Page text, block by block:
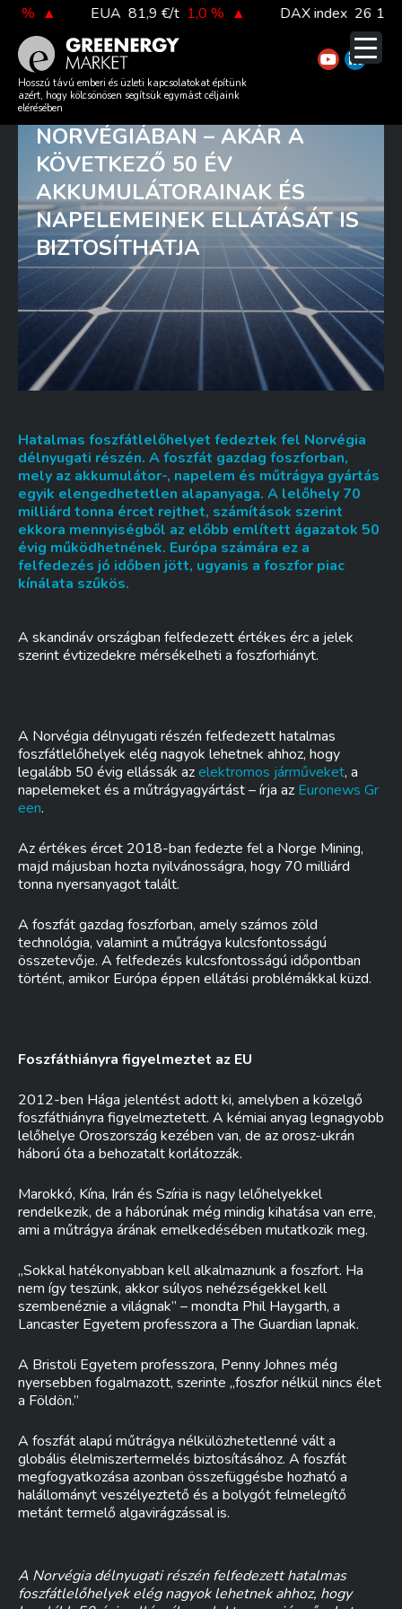
Skip
content
▲ EUA 81,9 €/t 1,0 % ▲ DAX index 26 140,13
Hosszú távú emberi és üzleti kapcsolatokat építünk
azért, hogy kölcsönösen segítsük egymást céljaink
elérésében
HATALMAS ÁSVÁNYIANYAG-
KÉSZLETET FEDEZTEK FEL
NORVÉGIÁBAN – AKÁR A
KÖVETKEZŐ 50 ÉV
AKKUMULÁTORAINAK ÉS
NAPELEMEINEK ELLÁTÁSÁT IS
BIZTOSÍTHATJA
Hatalmas foszfátlelőhelyet fedeztek fel Norvégia
délnyugati részén. A foszfát gazdag foszforban,
mely az akkumulátor-, napelem és műtrágya gyártás
egyik elengedhetetlen alapanyaga. A lelőhely 70
milliárd tonna ércet rejthet, számítások szerint
ekkora mennyiségből az előbb említett ágazatok 50
évig működhetnének. Európa számára ez a
felfedezés jó időben jött, ugyanis a foszfor piac
kínálata szűkös.
A skandináv országban felfedezett értékes érc a jelek
szerint évtizedekre mérsékelheti a foszforhiányt.
A Norvégia délnyugati részén felfedezett hatalmas
foszfátlelőhelyek elég nagyok lehetnek ahhoz, hogy
legalább 50 évig ellássák azelektromos járműveket, a
napelemeket és a műtrágyagyártást – írja az Euronews Gr
een.
Az értékes ércet 2018-ban fedezte fel a Norge Mining,
majd májusban hozta nyilvánosságra, hogy 70 milliárd
tonna nyersanyagot talált.
A foszfát gazdag foszforban, amely számos zöld
technológia, valamint a műtrágya kulcsfontosságú
összetevője. A felfedezés kulcsfontosságú időpontban
történt, amikor Európa éppen ellátási problémákkal küzd.
Foszfáthiányra figyelmeztet az EU
2012-ben Hága jelentést adott ki, amelyben a közelgő
foszfáthiányra figyelmeztetett. A kémiai anyag legnagyobb
lelőhelye Oroszország kezében van, de az orosz-ukrán
háború óta a behozatalt korlátozzák.
Marokkó, Kína, Irán és Szíria is nagy lelőhelyekkel
rendelkezik, de a háborúnak még mindig kihatása van erre,
ami a műtrágya árának emelkedésében mutatkozik meg.
„Sokkal hatékonyabban kell alkalmaznunk a foszfort. Ha
nem így teszünk, akkor súlyos nehézségekkel kell
szembenéznie a világnak” – mondta Phil Haygarth, a
Lancaster Egyetem professzora a The Guardian lapnak.
A Bristoli Egyetem professzora, Penny Johnes még
nyersebben fogalmazott, szerinte „foszfor nélkül nincs élet
a Földön.”
A foszfát alapú műtrágya nélkülözhetetlenné vált a
globális élelmiszertermelés biztosításához. A foszfát
megfogyatkozása azonban összefüggésbe hozható a
halállományt veszélyeztető és a bolygót felmelegítő
metánt termelő algavirágzással is.
A Norvégia délnyugati részén felfedezett hatalmas
foszfátlelőhelyek elég nagyok lehetnek ahhoz, hogy